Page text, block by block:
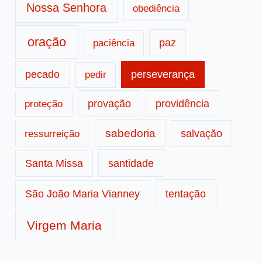
Nossa Senhora obediência
oração paciência paz
pecado pedir perseverança
proteção provação providência
ressurreição sabedoria salvação
Santa Missa santidade
São João Maria Vianney tentação
Virgem Maria